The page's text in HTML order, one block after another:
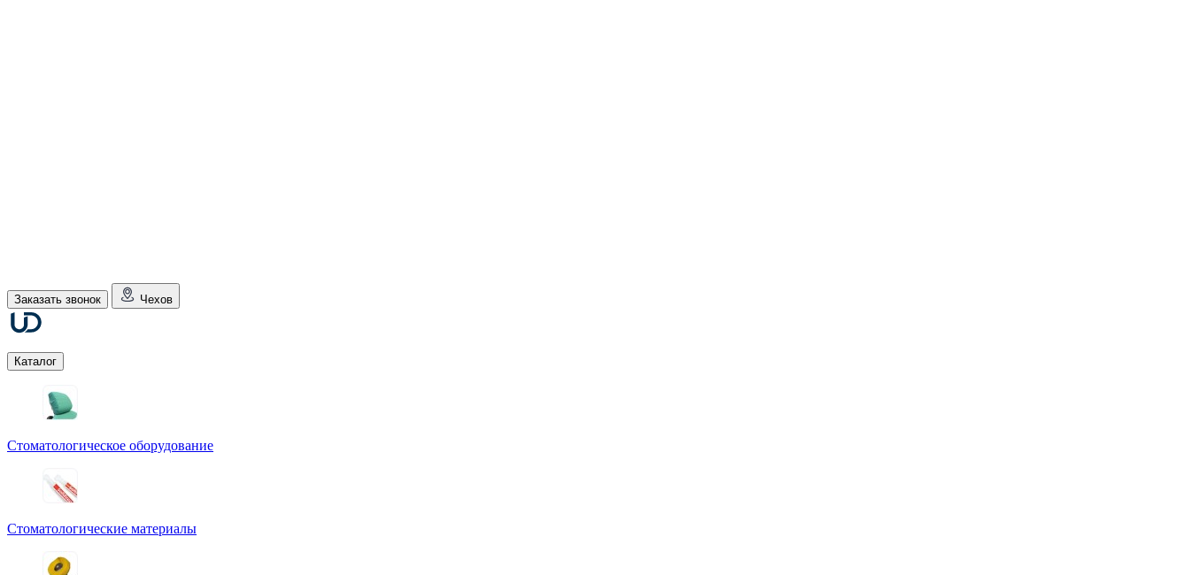
Заказать звонок Чехов
Каталог
Стоматологическое оборудование
Стоматологические материалы